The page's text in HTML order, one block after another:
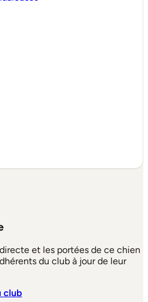
et les portées de ce chien
du club à jour de leur
club